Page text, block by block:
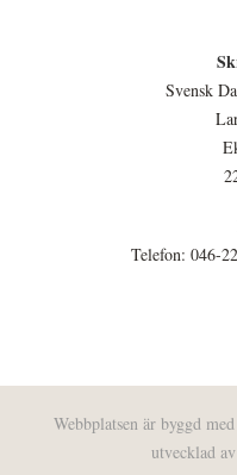
Svensk
Telefon: 046-
Webbplatsen är byggd
utvecklad